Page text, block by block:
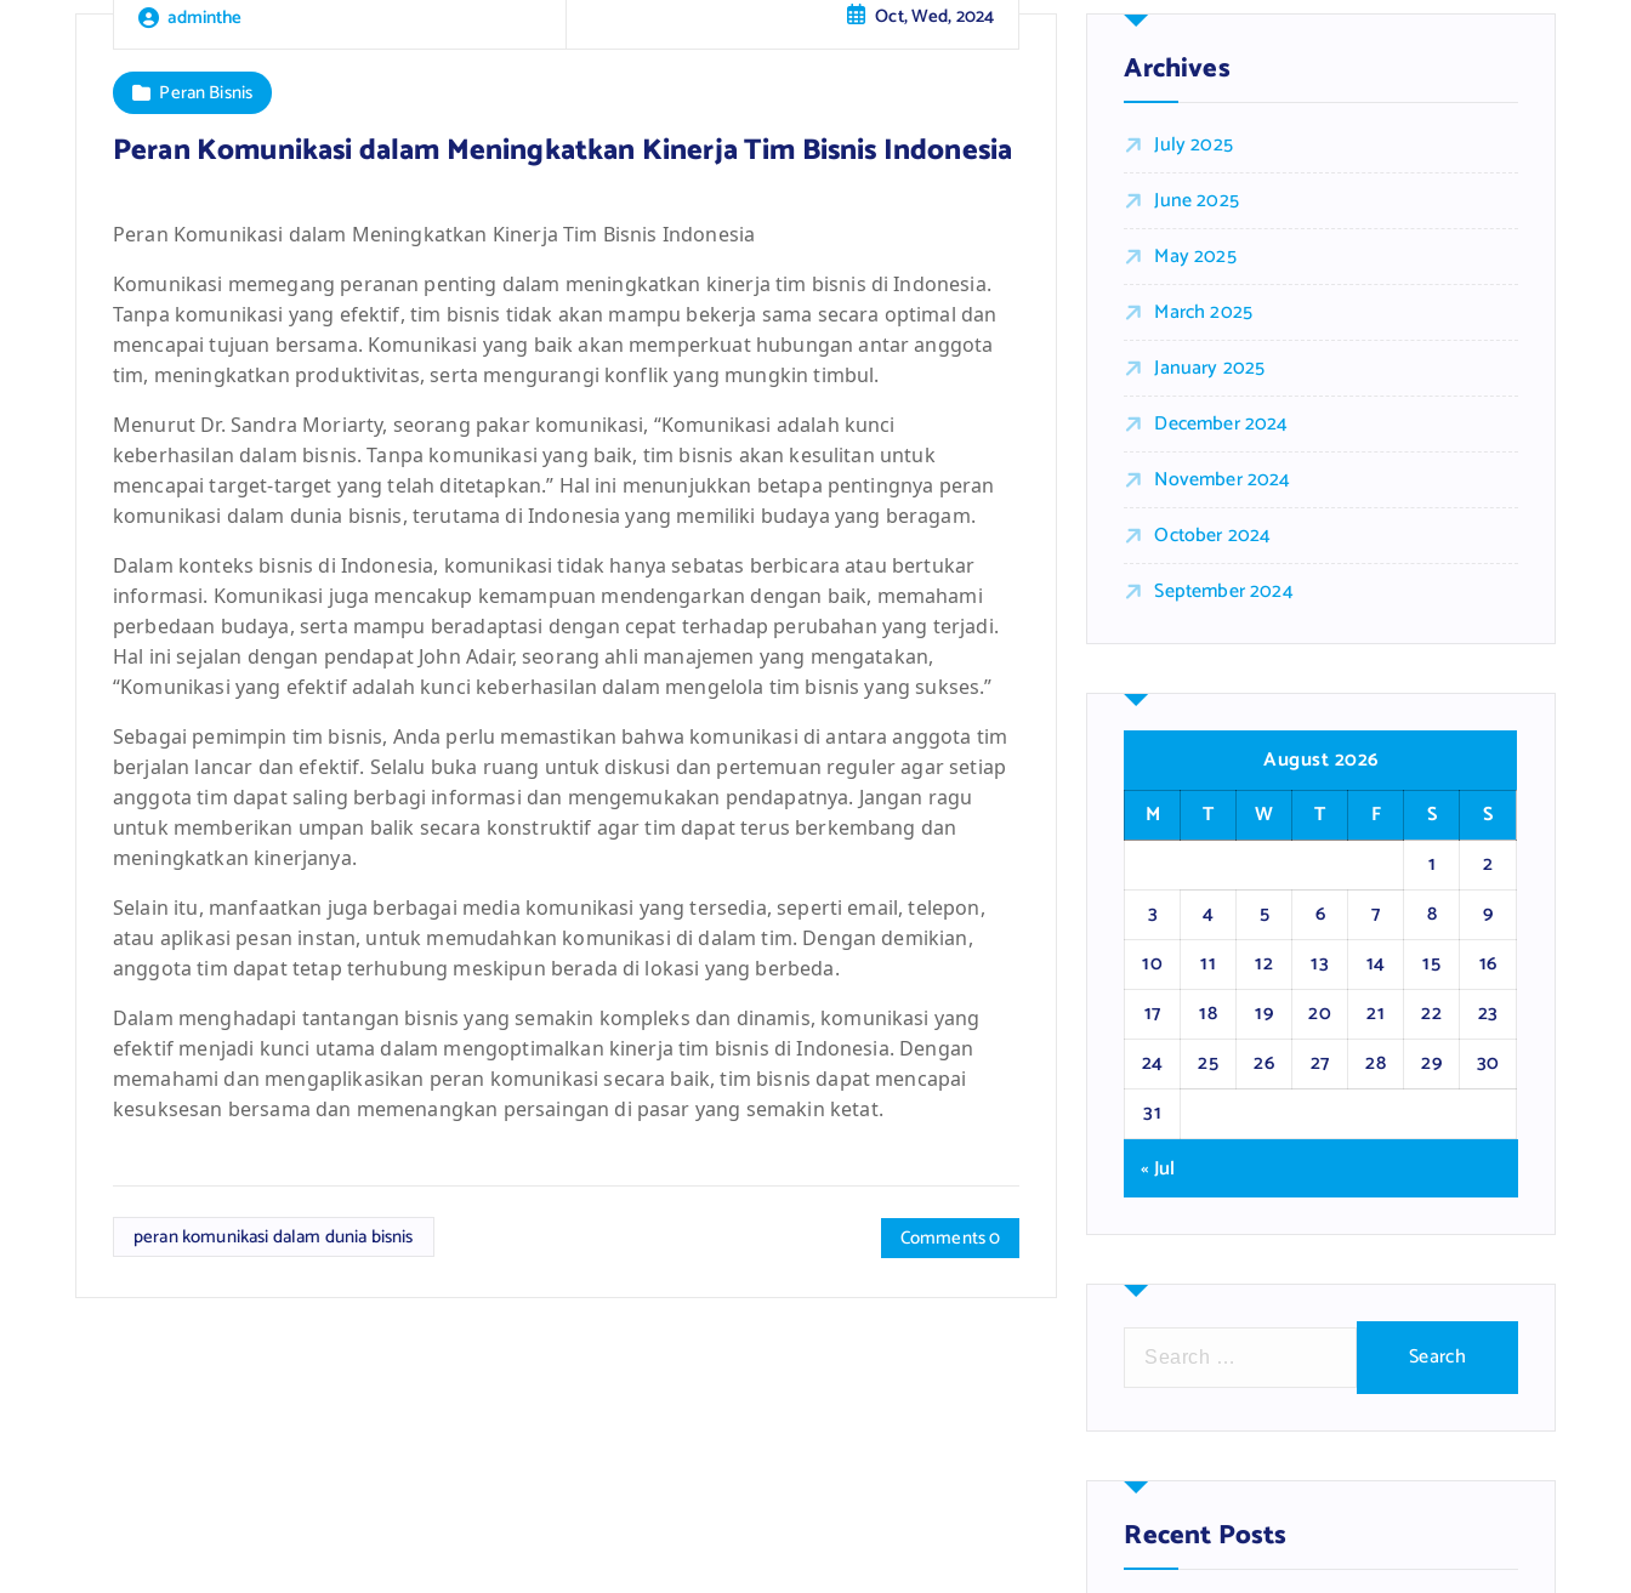
adminthe Oct, Wed, 2024
Peran Bisnis
Peran Komunikasi dalam Meningkatkan Kinerja Tim Bisnis Indonesia
Peran Komunikasi dalam Meningkatkan Kinerja Tim Bisnis Indonesia
Komunikasi memegang peranan penting dalam meningkatkan kinerja tim bisnis di Indonesia.
Tanpa komunikasi yang efektif, tim bisnis tidak akan mampu bekerja sama secara optimal dan
mencapai tujuan bersama. Komunikasi yang baik akan memperkuat hubungan antar anggota
tim, meningkatkan produktivitas, serta mengurangi konflik yang mungkin timbul.
Menurut Dr. Sandra Moriarty, seorang pakar komunikasi, “Komunikasi adalah kunci
keberhasilan dalam bisnis. Tanpa komunikasi yang baik, tim bisnis akan kesulitan untuk
mencapai target-target yang telah ditetapkan.” Hal ini menunjukkan betapa pentingnya peran
komunikasi dalam dunia bisnis, terutama di Indonesia yang memiliki budaya yang beragam.
Dalam konteks bisnis di Indonesia, komunikasi tidak hanya sebatas berbicara atau bertukar
informasi. Komunikasi juga mencakup kemampuan mendengarkan dengan baik, memahami
perbedaan budaya, serta mampu beradaptasi dengan cepat terhadap perubahan yang terjadi.
Hal ini sejalan dengan pendapat John Adair, seorang ahli manajemen yang mengatakan,
“Komunikasi yang efektif adalah kunci keberhasilan dalam mengelola tim bisnis yang sukses.”
Sebagai pemimpin tim bisnis, Anda perlu memastikan bahwa komunikasi di antara anggota tim
berjalan lancar dan efektif. Selalu buka ruang untuk diskusi dan pertemuan reguler agar setiap
anggota tim dapat saling berbagi informasi dan mengemukakan pendapatnya. Jangan ragu
untuk memberikan umpan balik secara konstruktif agar tim dapat terus berkembang dan
meningkatkan kinerjanya.
Selain itu, manfaatkan juga berbagai media komunikasi yang tersedia, seperti email, telepon,
atau aplikasi pesan instan, untuk memudahkan komunikasi di dalam tim. Dengan demikian,
anggota tim dapat tetap terhubung meskipun berada di lokasi yang berbeda.
Dalam menghadapi tantangan bisnis yang semakin kompleks dan dinamis, komunikasi yang
efektif menjadi kunci utama dalam mengoptimalkan kinerja tim bisnis di Indonesia. Dengan
memahami dan mengaplikasikan peran komunikasi secara baik, tim bisnis dapat mencapai
kesuksesan bersama dan memenangkan persaingan di pasar yang semakin ketat.
peran komunikasi dalam dunia bisnis Comments 0
Archives
July 2025
June 2025
May 2025
March 2025
January 2025
December 2024
November 2024
October 2024
September 2024
August 2026
M
T W T F S
S
1
2
3
4 5 6 7 8
9
10
11 12 13 14 15
16
17
18 19 20 21 22
23
24
25 26 27 28 29
30
31
« Jul
r
h
f
o
Recent Posts